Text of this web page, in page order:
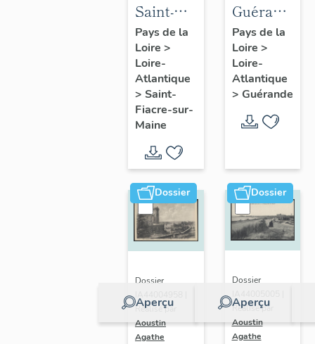
Saint-
Fiacre-
sur-
Maine :
présentation
de
l'opération
d'inventaire
Pays de la
Loire >
Loire-
Atlantique
> Saint-
Fiacre-sur-
Maine
Guérande
:
de la
commune
et de
l'aire
Pays de la
Loire >
Loire-
Atlantique
> Guérande
Dossier
Aperçu
Dossier
Réalisé par
Aoustin
Agathe
Dossier
Aperçu
Dossier
Réalisé par
Aoustin
Agathe